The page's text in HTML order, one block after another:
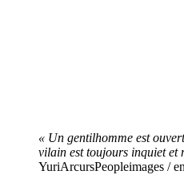
« Un gentilhomme est
vilain est toujours inquiet et
YuriArcursPeopleimages /